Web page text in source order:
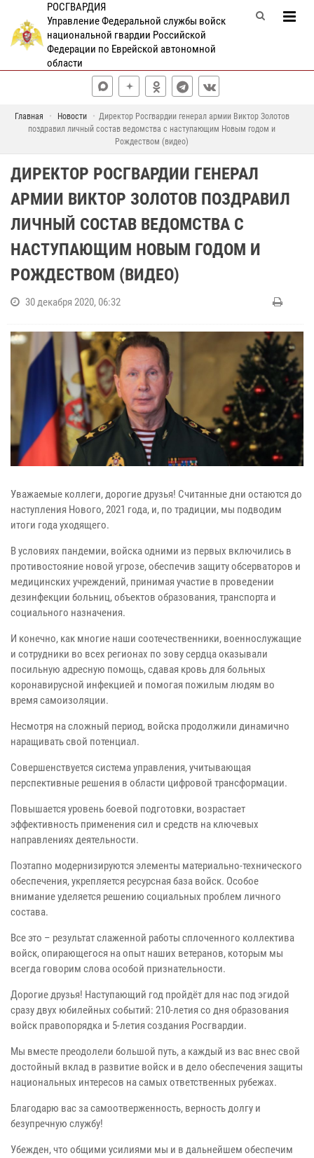
РОСГВАРДИЯ
Управление Федеральной службы войск
национальной гвардии Российской
Федерации по Еврейской автономной
области
Главная Новости
Директор Росгвардии генерал армии Виктор Золотов
поздравил личный состав ведомства с наступающим Новым годом и
Рождеством (видео)
ДИРЕКТОР РОСГВАРДИИ ГЕНЕРАЛ
АРМИИ ВИКТОР ЗОЛОТОВ ПОЗДРАВИЛ
ЛИЧНЫЙ СОСТАВ ВЕДОМСТВА С
НАСТУПАЮЩИМ НОВЫМ ГОДОМ И
РОЖДЕСТВОМ (ВИДЕО)
30 декабря 2020, 06:32
Уважаемые коллеги, дорогие друзья! Считанные дни остаются до
наступления Нового, 2021 года, и, по традиции, мы подводим
итоги года уходящего.
В условиях пандемии, войска одними из первых включились в
противостояние новой угрозе, обеспечив защиту обсерваторов и
медицинских учреждений, принимая участие в проведении
дезинфекции больниц, объектов образования, транспорта и
социального назначения.
И конечно, как многие наши соотечественники, военнослужащие
и сотрудники во всех регионах по зову сердца оказывали
посильную адресную помощь, сдавая кровь для больных
коронавирусной инфекцией и помогая пожилым людям во
время самоизоляции.
Несмотря на сложный период, войска продолжили динамично
наращивать свой потенциал.
Совершенствуется система управления, учитывающая
перспективные решения в области цифровой трансформации.
Повышается уровень боевой подготовки, возрастает
эффективность применения сил и средств на ключевых
направлениях деятельности.
Поэтапно модернизируются элементы материально-технического
обеспечения, укрепляется ресурсная база войск. Особое
внимание уделяется решению социальных проблем личного
состава.
Все это – результат слаженной работы сплоченного коллектива
войск, опирающегося на опыт наших ветеранов, которым мы
всегда говорим слова особой признательности.
Дорогие друзья! Наступающий год пройдёт для нас под эгидой
сразу двух юбилейных событий: 210-летия со дня образования
войск правопорядка и 5-летия создания Росгвардии.
Мы вместе преодолели большой путь, а каждый из вас внес свой
достойный вклад в развитие войск и в дело обеспечения защиты
национальных интересов на самых ответственных рубежах.
Благодарю вас за самоотверженность, верность долгу и
безупречную службу!
Убежден, что общими усилиями мы и в дальнейшем обеспечим